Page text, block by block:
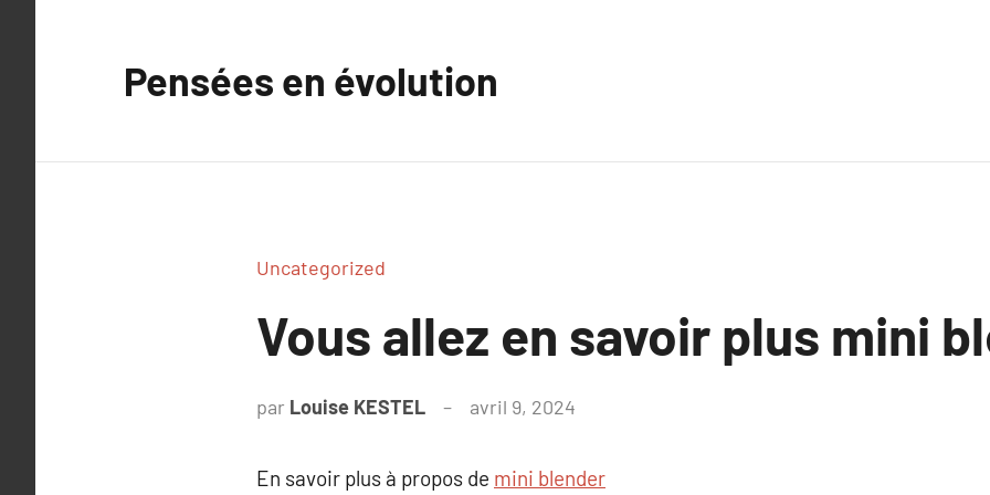
Pensées en évolution
Uncategorized
Vous allez en savoir plus mini
par Louise KESTEL avril 9, 2024
En savoir plus à propos de mini blender